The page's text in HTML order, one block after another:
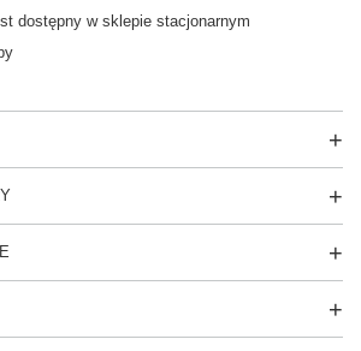
dostępny w sklepie stacjonarnym